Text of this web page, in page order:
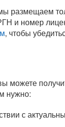
размещаем
и номер
, чтобы
можете
нужно:
с